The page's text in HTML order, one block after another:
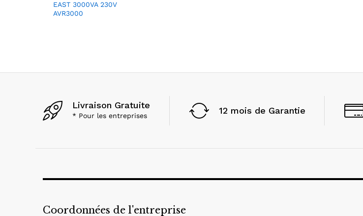
EAST 3000VA 230V
AVR3000
Livraison Gratuite
* Pour les entreprises 12 mois de Garantie
Coordonnées de l'entreprise